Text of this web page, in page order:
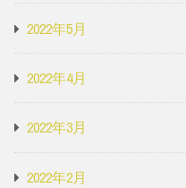
2022年5月
2022年4月
2022年3月
2022年2月